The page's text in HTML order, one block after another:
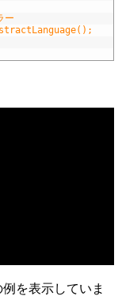
ー
を表示していま